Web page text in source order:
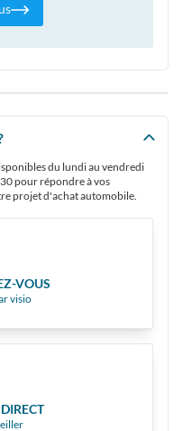
du lundi au vendredi
pour répondre à vos
projet d'achat automobile.
VOUS
visio